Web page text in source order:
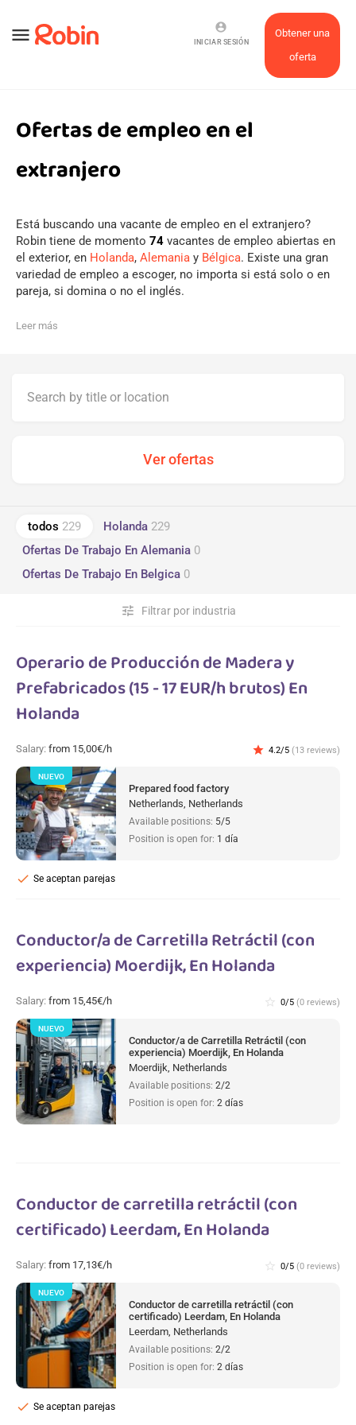
menu
Obtener una
oferta
account_circle
INICIAR SESIÓN
Ofertas de empleo en el
extranjero
Está buscando una vacante de empleo en el extranjero?
Robin tiene de momento 74 vacantes de empleo abiertas en
el exterior, en Holanda, Alemania y Bélgica. Existe una gran
variedad de empleo a escoger, no importa si está solo o en
pareja, si domina o no el inglés.
Leer más
todos 229 Holanda 229
Ofertas De Trabajo En Alemania 0
Ofertas De Trabajo En Belgica 0
Filtrar por industria
tune
Operario de Producción de Madera y
Prefabricados (15 - 17 EUR/h brutos) En
Holanda
Salary: from 15,00€/h star 4.2/5 (13 reviews)
Prepared food factory
Netherlands, Netherlands
Available positions: 5/5
Position is open for: 1 día
Se aceptan parejas
check
NUEVO
Conductor/a de Carretilla Retráctil (con
experiencia) Moerdijk, En Holanda
Salary: from 15,45€/h star_border 0/5 (0 reviews)
Conductor/a de Carretilla Retráctil (con
experiencia) Moerdijk, En Holanda
Moerdijk, Netherlands
Available positions: 2/2
Position is open for: 2 días
NUEVO
Conductor de carretilla retráctil (con
certificado) Leerdam, En Holanda
Salary: from 17,13€/h star_border 0/5 (0 reviews)
Conductor de carretilla retráctil (con
certificado) Leerdam, En Holanda
Leerdam, Netherlands
Available positions: 2/2
Position is open for: 2 días
Se aceptan parejas
check
NUEVO